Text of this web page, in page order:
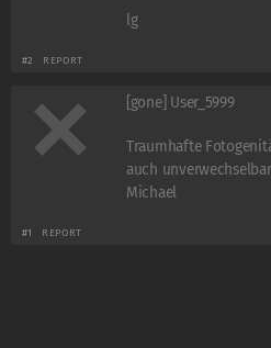
lg
#2 REPORT
[gone] User_5999
Traumhafte
auch
Michael
#1 REPORT